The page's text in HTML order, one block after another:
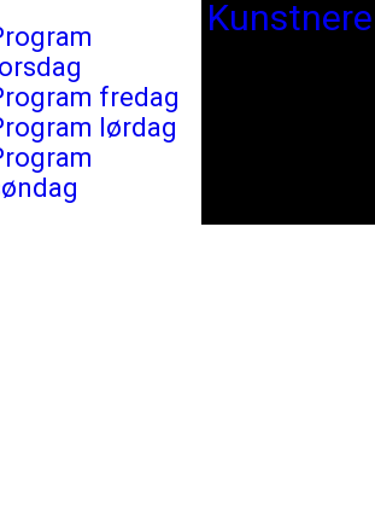
fredag
lørdag
Kunstnere